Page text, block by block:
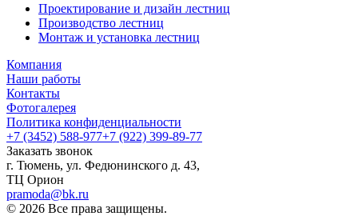
Проектирование и дизайн лестниц
Производство лестниц
Монтаж и установка лестниц
Компания
Наши работы
Контакты
Фотогалерея
Политика конфиденциальности
+7 (3452) 588-977+7 (922) 399-89-77
Заказать звонок
г. Тюмень, ул. Федюнинского д. 43,
ТЦ Орион
pramoda@bk.ru
© 2026 Все права защищены.